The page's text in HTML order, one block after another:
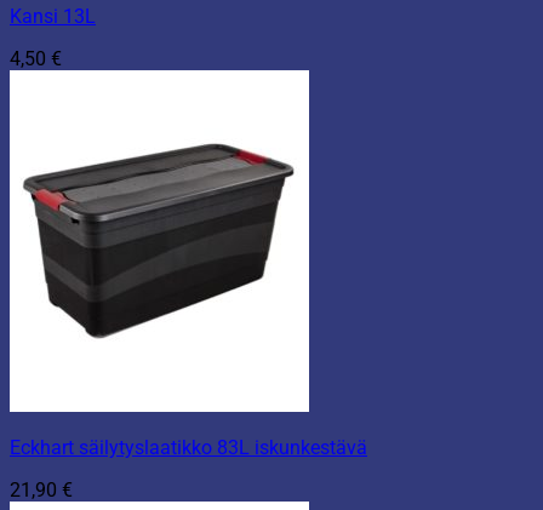
Kansi 13L
4,50 €
Eckhart säilytyslaatikko 83L iskunkestävä
21,90 €